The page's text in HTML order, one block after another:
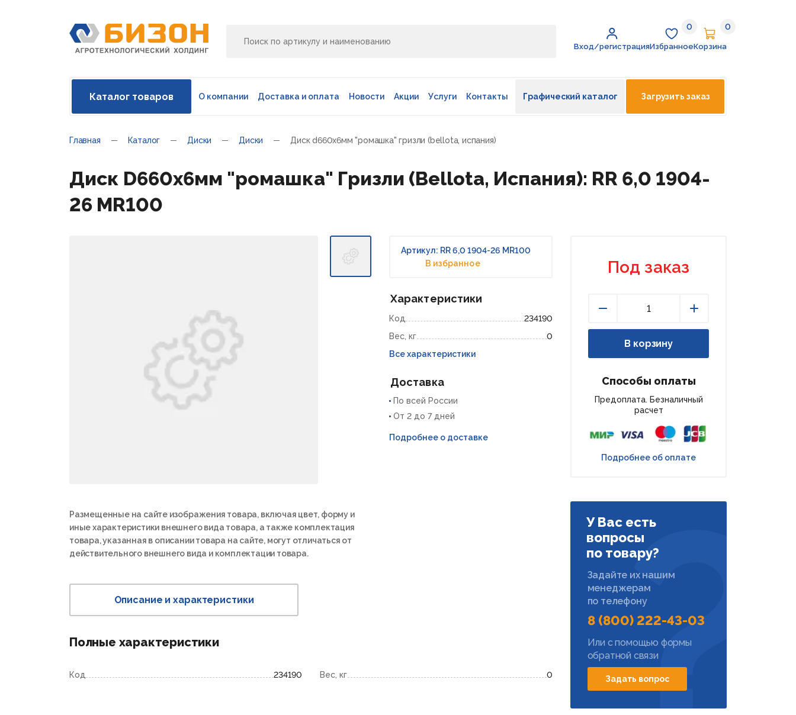
Вход/регистрация
Избранное
0
Избранное
Корзина
0
Корзина
Каталог товаров О компании Доставка и оплата Новости Акции Услуги Контакты Графический каталог Загрузить заказ
Главная Каталог Диски Диски Диск d660х6мм "ромашка" гризли (bellota, испания)
Диск D660х6мм "ромашка" Гризли (Bellota, Испания): RR 6,0 1904-
26 MR100
Размещенные на сайте изображения товара, включая цвет, форму и
иные характеристики внешнего вида товара, а также комплектация
товара, указанная в описании товара на сайте, могут отличаться от
действительного внешнего вида и комплектации товара.
Артикул: RR 6,0 1904-26 MR100
В избранное
Характеристики
Код
234190
Вес, кг
0
Все характеристики
Доставка
По всей России
От 2 до 7 дней
Подробнее о доставке
Описание и характеристики
Полные характеристики
Код 234190 Вес, кг 0
Под заказ
В корзину
Способы оплаты
Предоплата. Безналичный
расчет
Подробнее об оплате
У Вас есть
вопросы
по товару?
Задайте их нашим
менеджерам
по телефону
8 (800) 222-43-03
Или с помощью формы
обратной связи
Задать вопрос